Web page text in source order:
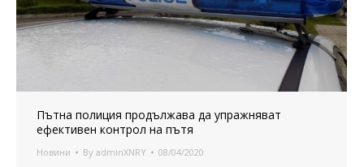
Пътна полиция продължава да упражняват
ефективен контрол на пътя
Новини By adminXNRY 08/04/2020